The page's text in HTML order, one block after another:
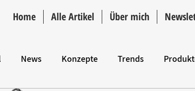
Home Alle Artikel Über mich
News Konzepte Trends